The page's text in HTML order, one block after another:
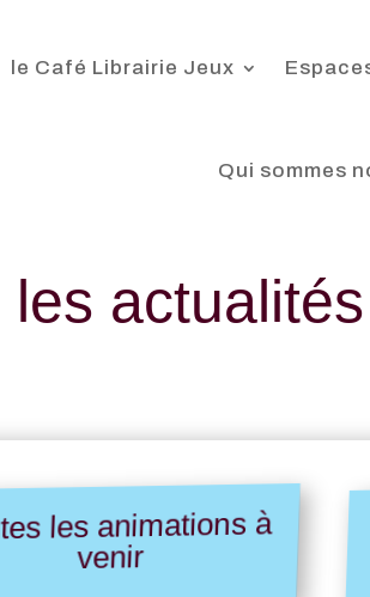
le Café Librairie Jeux
Qui sommes
les actualités
les animations à
venir